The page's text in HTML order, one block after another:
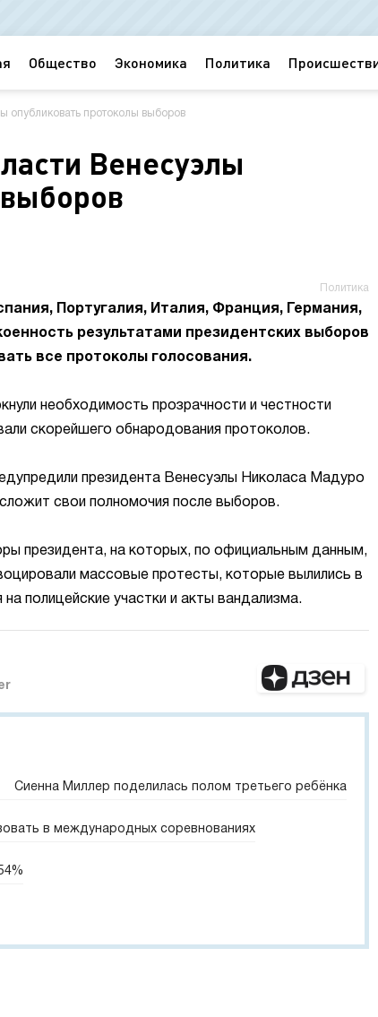
Общество Экономика Политика
опубликовать протоколы выборов
Венесуэлы
Политика
Португалия, Италия, Франция, Германия,
результатами президентских выборов
все протоколы голосования.
необходимость прозрачности и честности
скорейшего обнародования протоколов.
президента Венесуэлы Николаса Мадуро
свои полномочия после выборов.
президента, на которых, по официальным данным,
массовые протесты, которые вылились в
полицейские участки и акты вандализма.
Сиенна Миллер поделилась полом третьего ребёнка
в международных соревнованиях